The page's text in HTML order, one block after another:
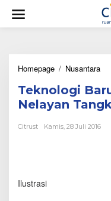
w
Homepage / Nusantara
k
n
o
Teknologi
Nelayan
Citrust Kamis, 28 Juli 2016
Ilustrasi